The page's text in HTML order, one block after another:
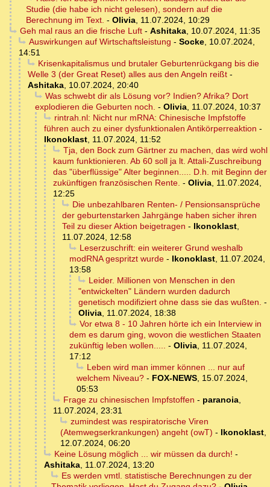
Studie (die habe ich nicht gelesen), sondern auf die
Berechnung im Text. - Olivia, 11.07.2024, 10:29
Geh mal raus an die frische Luft- Ashitaka, 10.07.2024, 11:35
Auswirkungen auf Wirtschaftsleistung - Socke, 10.07.2024,
14:51
Krisenkapitalismus und brutaler Geburtenrückgang bis die
Welle 3 (der Great Reset) alles aus den Angeln reißt -
Ashitaka, 10.07.2024, 20:40
Was schwebt dir als Lösung vor? Indien? Afrika? Dort
explodieren die Geburten noch. - Olivia, 11.07.2024, 10:37
rintrah.nl: Nicht nur mRNA: Chinesische Impfstoffe
führen auch zu einer dysfunktionalen Antikörperreaktion -
Ikonoklast, 11.07.2024, 11:52
Tja, den Bock zum Gärtner zu machen, das wird wohl
kaum funktionieren. Ab 60 soll ja lt. Attali-Zuschreibung
das "überflüssige" Alter beginnen..... D.h. mit Beginn der
zukünftigen französischen Rente. - Olivia, 11.07.2024,
12:25
Die unbezahlbaren Renten- / Pensionsansprüche
der geburtenstarken Jahrgänge haben sicher ihren
Teil zu dieser Aktion beigetragen - Ikonoklast,
11.07.2024, 12:58
Leserzuschrift: ein weiterer Grund weshalb
modRNA gespritzt wurde - Ikonoklast, 11.07.2024,
13:58
Leider. Millionen von Menschen in den
"entwickelten" Ländern wurden dadurch
genetisch modifiziert ohne dass sie das wußten. -
Olivia, 11.07.2024, 18:38
Vor etwa 8 - 10 Jahren hörte ich ein Interview in
dem es darum ging, wovon die westlichen Staaten
zukünftig leben wollen..... - Olivia, 11.07.2024,
17:12
Leben wird man immer können ... nur auf
welchem Niveau? - FOX-NEWS, 15.07.2024,
05:53
Frage zu chinesischen Impfstoffen - paranoia,
11.07.2024, 23:31
zumindest was respiratorische Viren
(Atemwegserkrankungen) angeht (owT) - Ikonoklast,
12.07.2024, 06:20
Keine Lösung möglich ... wir müssen da durch! -
Ashitaka, 11.07.2024, 13:20
Es werden vmtl. statistische Berechnungen zu der